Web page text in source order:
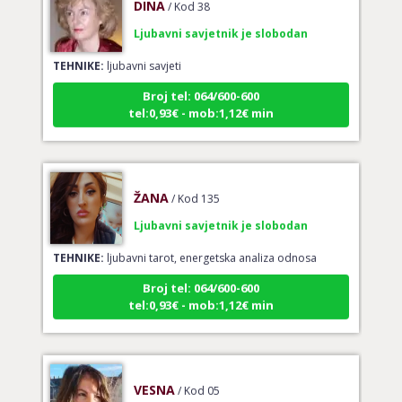
TEHNIKE:ljubavni savjeti
Broj tel: 064/600-600
tel:0,93€ - mob:1,12€ min
TEHNIKE:ljubavni tarot, energetska analiza odnosa
Broj tel: 064/600-600
tel:0,93€ - mob:1,12€ min